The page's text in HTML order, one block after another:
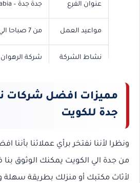
عنوان الفرع جدة جدة – Jeddah Saudi Arabia
مواعيد العمل من 7 صباحا الي 11 مساءا
نشاط الشركة شركة
رقم الواتس اب
مميزات افضل شركات
جدة للكويت
ونظرا لأننا نفتخر برأي عملائنا
من جدة الي الكويت يمكنك الوثوق
لأثاث مكتبك أو منزلك بطريقة سهلة